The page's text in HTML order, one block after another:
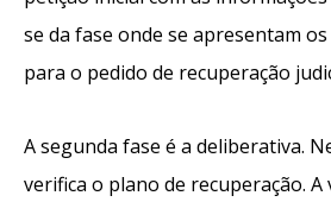
se da fase onde se apresentam
para o pedido de recuperação
A segunda fase é a deliberativa.
verifica o plano de recuperação. A